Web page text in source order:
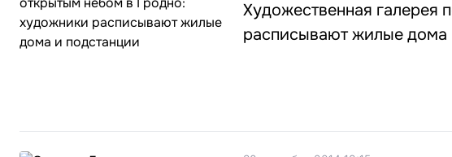
Художественная галерея
расписывают жилые дома